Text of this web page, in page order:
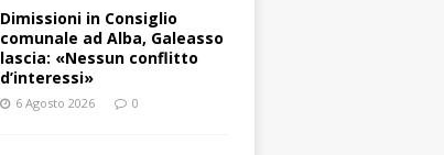
Dimissioni in Consiglio
comunale ad Alba, Galeasso
lascia: «Nessun conflitto
d’interessi»
6 Agosto 2026 0